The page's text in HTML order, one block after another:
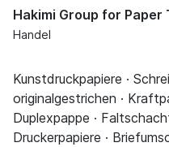
Hakimi Group for Paper
Handel
Kunstdruckpapiere ·
originalgestrichen ·
Duplexpappe ·
Druckerpapiere ·